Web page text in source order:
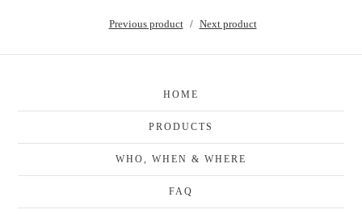
Previous product Next product
HOME
PRODUCTS
WHO, WHEN & WHERE
FAQ